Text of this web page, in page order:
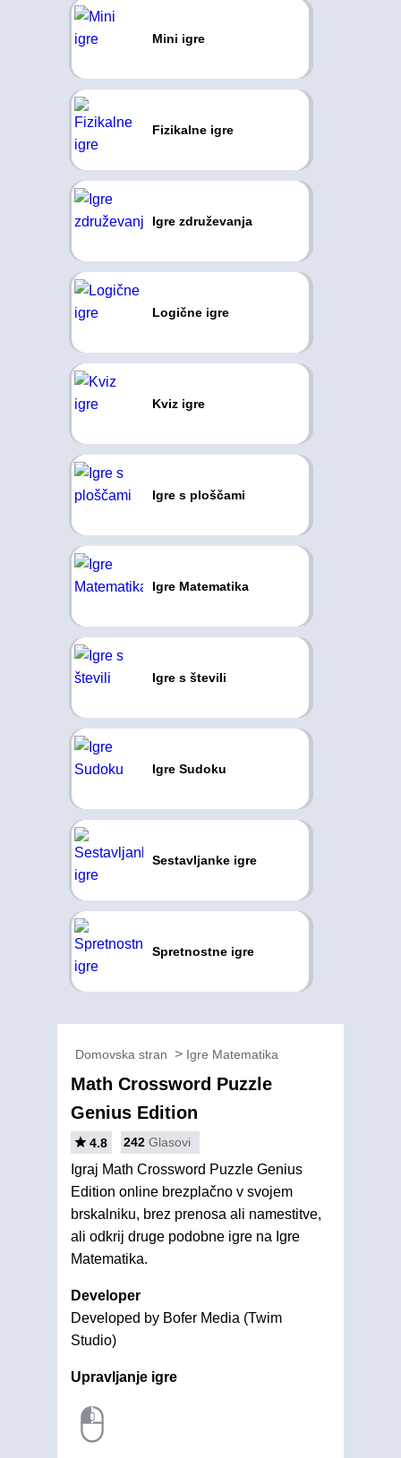
Mini igre
Fizikalne igre
Igre združevanja
Logične igre
Kviz igre
Igre s ploščami
Igre Matematika
Igre s števili
Igre Sudoku
Sestavljanke igre
Spretnostne igre
Domovska stran Igre Matematika
Math Crossword Puzzle
Genius Edition
4.8 242 Glasovi
Igraj Math Crossword Puzzle Genius
Edition online brezplačno v svojem
brskalniku, brez prenosa ali namestitve,
ali odkrij druge podobne igre na Igre
Matematika.
Developer
Developed by Bofer Media (Twim
Studio)
Upravljanje igre